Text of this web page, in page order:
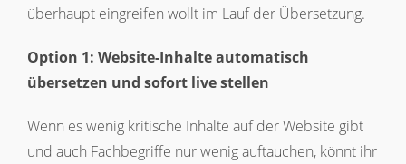
überhaupt eingreifen wollt im Lauf der Übersetzung.
Option 1: Website-Inhalte automatisch
übersetzen und sofort live stellen
Wenn es wenig kritische Inhalte auf der Website gibt
und auch Fachbegriffe nur wenig auftauchen, könnt ihr